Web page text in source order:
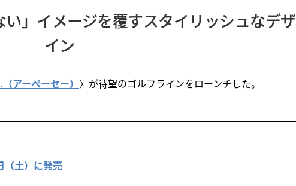
い」イメージを覆すスタイリッシュなデザ
イン
アーペーセー） 〉が待望のゴルフラインをローンチした。
（土）に発売